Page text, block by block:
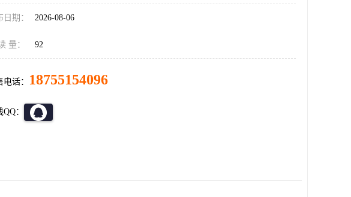
日期： 2026-08-06
量： 92
电话： 18755154096
：